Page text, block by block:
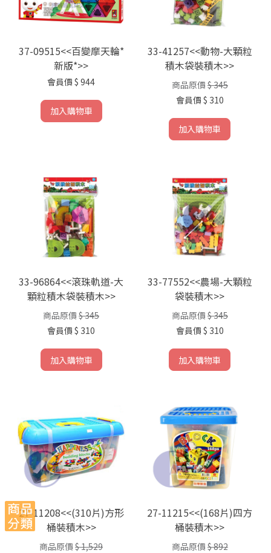
37-09515<<百變摩天輪*
新版*>>
會員價 $ 944
加入購物車
33-41257<<動物-大顆粒
積木袋裝積木>>
商品原價 $ 345
會員價 $ 310
加入購物車
33-96864<<滾珠軌道-大
顆粒積木袋裝積木>>
商品原價 $ 345
會員價 $ 310
加入購物車
33-77552<<農場-大顆粒
袋裝積木>>
商品原價 $ 345
會員價 $ 310
加入購物車
27-11208<<(310片)方形
桶裝積木>>
商品原價 $ 1,529
27-11215<<(168片)四方
桶裝積木>>
商品原價 $ 892